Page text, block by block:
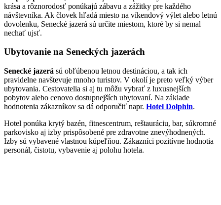
krása a rôznorodosť ponúkajú zábavu a zážitky pre každého
návštevníka. Ak človek hľadá miesto na víkendový výlet alebo letnú
dovolenku, Senecké jazerá sú určite miestom, ktoré by si nemal
nechať ujsť.
Ubytovanie na Seneckých jazerách
Senecké jazerá sú obľúbenou letnou destináciou, a tak ich
pravidelne navštevuje mnoho turistov. V okolí je preto veľký výber
ubytovania. Cestovatelia si aj tu môžu vybrať z luxusnejších
pobytov alebo cenovo dostupnejších ubytovaní. Na základe
hodnotenia zákazníkov sa dá odporučiť napr. Hotel Dolphin.
Hotel ponúka krytý bazén, fitnescentrum, reštauráciu, bar, súkromné
parkovisko aj izby prispôsobené pre zdravotne znevýhodnených.
Izby sú vybavené vlastnou kúpeľňou. Zákazníci pozitívne hodnotia
personál, čistotu, vybavenie aj polohu hotela.